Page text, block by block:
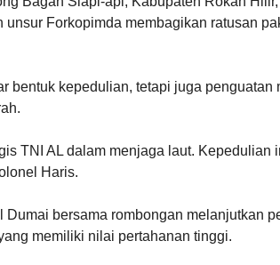
unsur Forkopimda membagikan ratusan
bentuk kepedulian, tetapi juga penguatan
TNI AL dalam menjaga laut.
Haris.
Dumai bersama rombongan melanjutkan
memiliki nilai pertahanan tinggi.